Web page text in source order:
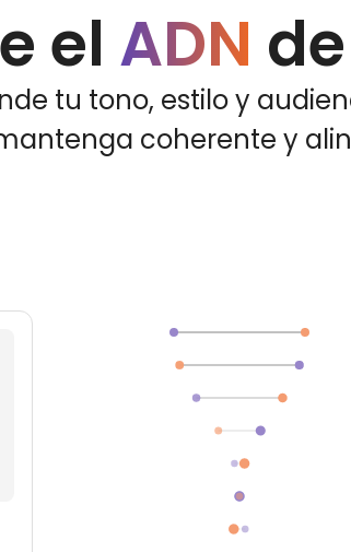
el ADN
tu tono, estilo y
coherente y